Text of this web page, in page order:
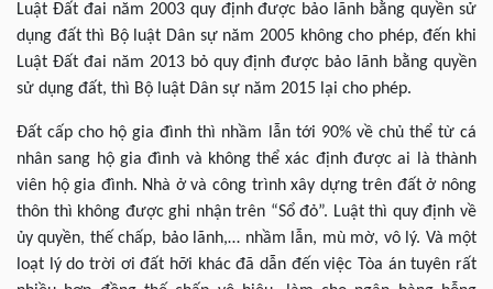
Luật Đất đai năm 2003 quy định được bảo lãnh bằng quyền sử
dụng đất thì Bộ luật Dân sự năm 2005 không cho phép, đến khi
Luật Đất đai năm 2013 bỏ quy định được bảo lãnh bằng quyền
sử dụng đất, thì Bộ luật Dân sự năm 2015 lại cho phép.
Đất cấp cho hộ gia đình thì nhầm lẫn tới 90% về chủ thể từ cá
nhân sang hộ gia đình và không thể xác định được ai là thành
viên hộ gia đình. Nhà ở và công trình xây dựng trên đất ở nông
thôn thì không được ghi nhận trên “Sổ đỏ”. Luật thì quy định về
ủy quyền, thế chấp, bảo lãnh,… nhầm lẫn, mù mờ, vô lý. Và một
loạt lý do trời ơi đất hỡi khác đã dẫn đến việc Tòa án tuyên rất